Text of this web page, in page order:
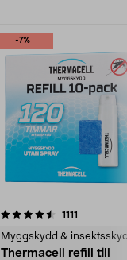
-7%
1111
Myggskydd &
Thermacell refill till
4.5 av 5 stjärnor